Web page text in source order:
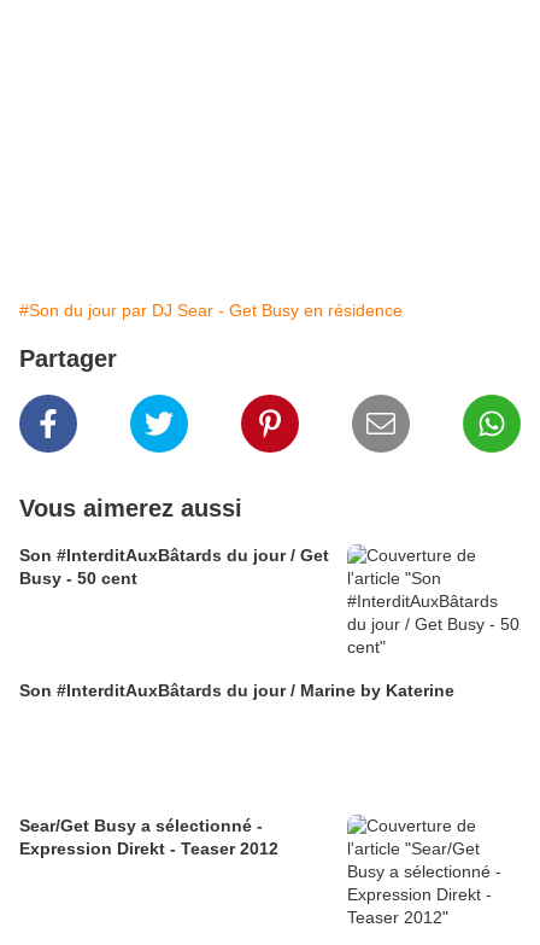
#Son du jour par DJ Sear - Get Busy en résidence
Partager
Vous aimerez aussi
Son #InterditAuxBâtards du jour / Get
Busy - 50 cent
Son #InterditAuxBâtards du jour / Marine by Katerine
Sear/Get Busy a sélectionné -
Expression Direkt - Teaser 2012